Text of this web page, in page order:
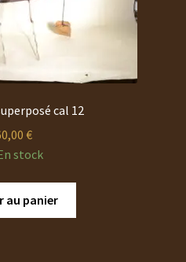
cal 12
€
stock
au panier